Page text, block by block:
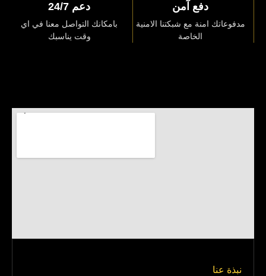
دفع آمن
مدفوعاتك امنة مع شبكتنا الامنية
الخاصة
دعم 24/7
بامكانك التواصل معنا في اي
وقت يناسبك
نبذة عنا